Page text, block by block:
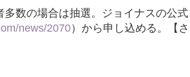
数の場合は抽選。ジョイナスの公式
news/2070）から申し込める。【さ